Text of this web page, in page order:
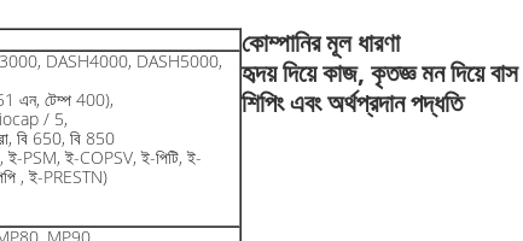
DASH4000, DASH5000,
এন, টেম্প 400),
/ 5,
বি 650, বি 850
PSM, ই-COPSV, ই-পিটি, ই-
, ই-PRESTN)
কোম্পানির মূল ধারণা
হৃদয় দিয়ে কাজ, কৃতজ্ঞ মন দিয়ে বাস
শিপিং এবং অর্থপ্রদান পদ্ধতি